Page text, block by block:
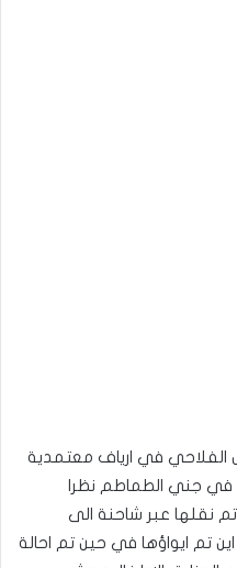
الفلاحي في ارياف معتمدية
جني الطماطم نظرا
تم نقلها عبر شاحنة الى
تم ايواؤها في حين تم احالة